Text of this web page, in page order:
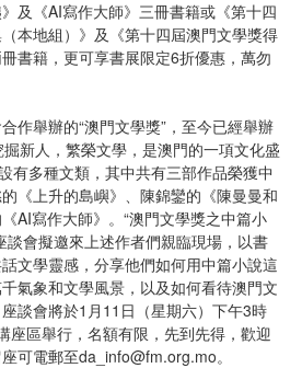
及《AI寫作大師》三冊書籍或《第十四
本地組）》及《第十四屆澳門文學獎得
書籍，更可享書展限定6折優惠，萬勿
作舉辦的“澳門文學獎”，至今已經舉辦
新人，繁榮文學，是澳門的一項文化盛
有多種文類，其中共有三部作品榮獲中
《上升的島嶼》、陳錦鑾的《陳曼曼和
AI寫作大師》。“澳門文學獎之中篇小
談會擬邀來上述作者們親臨現場，以書
文學靈感，分享他們如何用中篇小說這
氣象和文學風景，以及如何看待澳門文
談會將於1月11日（星期六）下午3時
座區舉行，名額有限，先到先得，歡迎
可電郵至da_info@fm.org.mo。